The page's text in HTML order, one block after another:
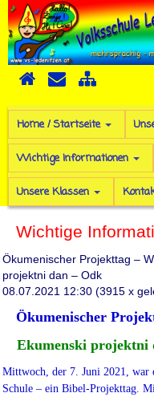
Home / Startseite
Wichtige Informationen
Unsere Klassen
Wichtige
Ökumenischer Projekttag –
projektni dan – Odk
08.07.2021 12:30 (3915 x
Ökumenischer
Ekumenski projektni
Mittwoch, der 7. Juni 2021, war
Schule – ein Bibel-Projekttag.